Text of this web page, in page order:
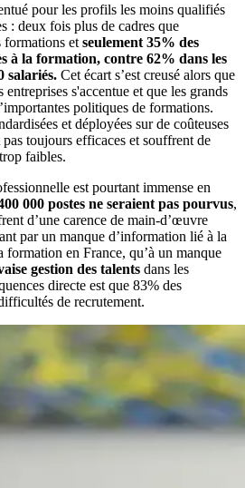
pour les profils les moins qualifiés
: deux fois plus de cadres que
formations et seulement 35% des
à la formation, contre 62% dans les
salariés. Cet écart s’est creusé alors que
s'accentue et que les grands
politiques de formations.
et déployées sur de coûteuses
toujours efficaces et souffrent de
faibles.
est pourtant immense en
000 postes ne seraient pas pourvus,
d’une carence de main-d’œuvre
par un manque d’information lié à la
en France, qu’à un manque
gestion des talents dans les
directe est que 83% des
de recrutement.